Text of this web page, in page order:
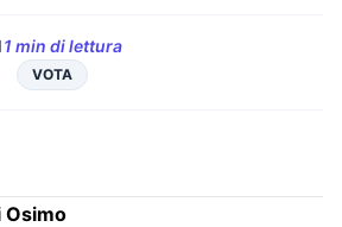
1 min di lettura
VOTA
Osimo